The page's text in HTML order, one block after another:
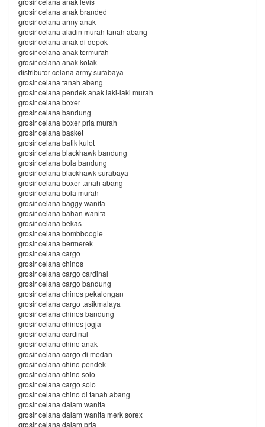
grosir celana anak branded
grosir celana army anak
grosir celana aladin murah tanah abang
grosir celana anak di depok
grosir celana anak termurah
grosir celana anak kotak
distributor celana army surabaya
grosir celana tanah abang
grosir celana pendek anak laki-laki murah
grosir celana boxer
grosir celana bandung
grosir celana boxer pria murah
grosir celana basket
grosir celana batik kulot
grosir celana blackhawk bandung
grosir celana bola bandung
grosir celana blackhawk surabaya
grosir celana boxer tanah abang
grosir celana bola murah
grosir celana baggy wanita
grosir celana bahan wanita
grosir celana bekas
grosir celana bombboogie
grosir celana bermerek
grosir celana cargo
grosir celana chinos
grosir celana cargo cardinal
grosir celana cargo bandung
grosir celana chinos pekalongan
grosir celana cargo tasikmalaya
grosir celana chinos bandung
grosir celana chinos jogja
grosir celana cardinal
grosir celana chino anak
grosir celana cargo di medan
grosir celana chino pendek
grosir celana chino solo
grosir celana cargo solo
grosir celana chino di tanah abang
grosir celana dalam wanita
grosir celana dalam wanita merk sorex
grosir celana dalam pria